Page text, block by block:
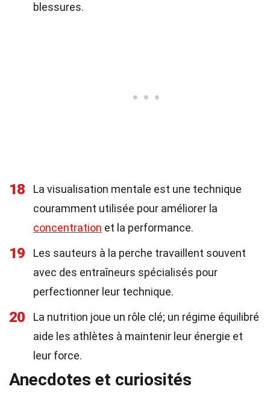
blessures.
18
La visualisation mentale est une technique
couramment utilisée pour améliorer la
concentration et la performance.
19
Les sauteurs à la perche travaillent souvent
avec des entraîneurs spécialisés pour
perfectionner leur technique.
20
La nutrition joue un rôle clé; un régime équilibré
aide les athlètes à maintenir leur énergie et
leur force.
Anecdotes et curiosités